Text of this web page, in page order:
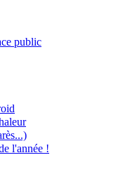
public
l'année !